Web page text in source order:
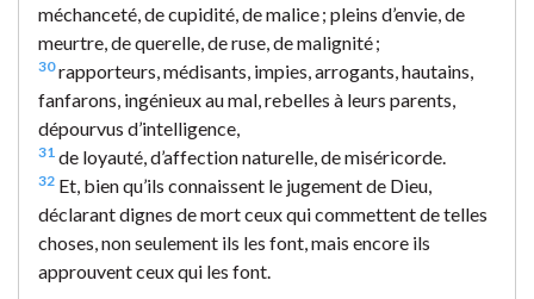
méchanceté, de cupidité, de malice ; pleins d’envie, de
meurtre, de querelle, de ruse, de malignité ;
30rapporteurs, médisants, impies, arrogants, hautains,
fanfarons, ingénieux au mal, rebelles à leurs parents,
dépourvus d’intelligence,
31 de loyauté, d’affection naturelle, de miséricorde.
32 Et, bien qu’ils connaissent le jugement de Dieu,
déclarant dignes de mort ceux qui commettent de telles
choses, non seulement ils les font, mais encore ils
approuvent ceux qui les font.